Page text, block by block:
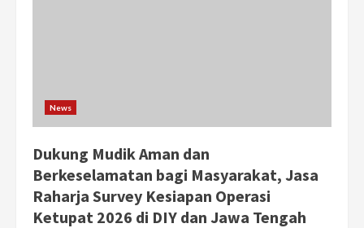
News
Dukung Mudik Aman dan
Berkeselamatan bagi Masyarakat, Jasa
Raharja Survey Kesiapan Operasi
Ketupat 2026 di DIY dan Jawa Tengah